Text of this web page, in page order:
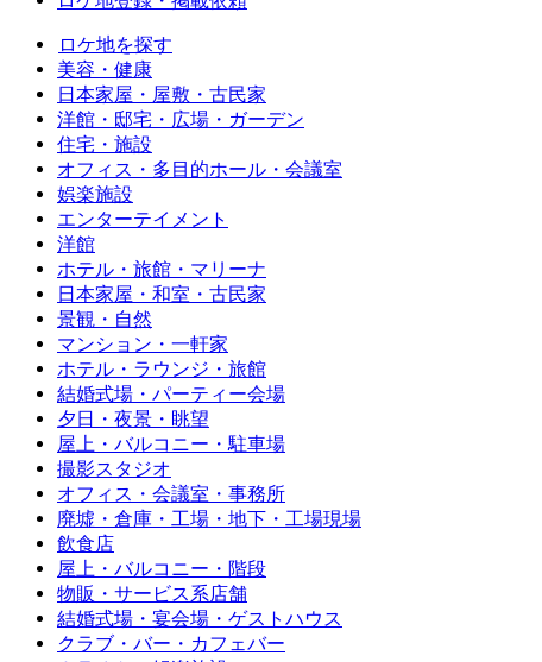
ロケ地を探す
美容・健康
日本家屋・屋敷・古民家
洋館・邸宅・広場・ガーデン
住宅・施設
オフィス・多目的ホール・会議室
娯楽施設
エンターテイメント
洋館
ホテル・旅館・マリーナ
日本家屋・和室・古民家
景観・自然
マンション・一軒家
ホテル・ラウンジ・旅館
結婚式場・パーティー会場
夕日・夜景・眺望
屋上・バルコニー・駐車場
撮影スタジオ
オフィス・会議室・事務所
廃墟・倉庫・工場・地下・工場現場
飲食店
屋上・バルコニー・階段
物販・サービス系店舗
結婚式場・宴会場・ゲストハウス
クラブ・バー・カフェバー